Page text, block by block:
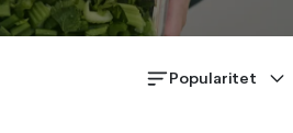
Popularitet